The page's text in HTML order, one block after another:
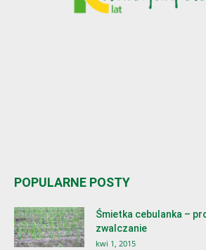
POPULARNE POSTY
Śmietka cebulanka –
zwalczanie
kwi 1, 2015